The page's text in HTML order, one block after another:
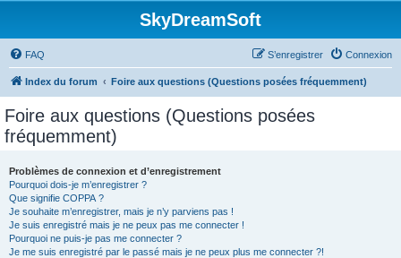
SkyDreamSoft
FAQ Connexion
S’enregistrer
Index du forum Foire aux questions (Questions posées fréquemment)
Foire aux questions (Questions posées
fréquemment)
Problèmes de connexion et d’enregistrement
Pourquoi dois-je m’enregistrer ?
Que signifie COPPA ?
Je souhaite m’enregistrer, mais je n’y parviens pas !
Je suis enregistré mais je ne peux pas me connecter !
Pourquoi ne puis-je pas me connecter ?
Je me suis enregistré par le passé mais je ne peux plus me connecter ?!